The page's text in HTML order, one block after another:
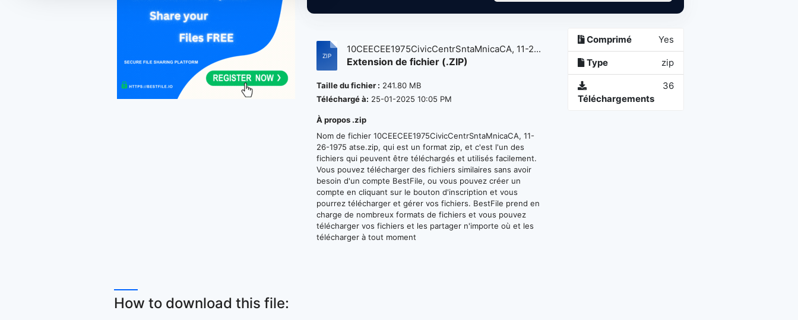
10CEECEE1975CivicCentrSntaMnicaCA, 11-2...
Extension de fichier (.ZIP)
Taille du fichier : 241.80 MB
Téléchargé à: 25-01-2025 10:05 PM
À propos .zip
Nom de fichier 10CEECEE1975CivicCentrSntaMnicaCA, 11-
26-1975 atse.zip, qui est un format zip, et c'est l'un des
fichiers qui peuvent être téléchargés et utilisés facilement.
Vous pouvez télécharger des fichiers similaires sans avoir
besoin d'un compte BestFile, ou vous pouvez créer un
compte en cliquant sur le bouton d'inscription et vous
pourrez télécharger et gérer vos fichiers. BestFile prend en
charge de nombreux formats de fichiers et vous pouvez
télécharger vos fichiers et les partager n'importe où et les
télécharger à tout moment
Comprimé Yes
Type zip
Téléchargements
36
How to download this file: